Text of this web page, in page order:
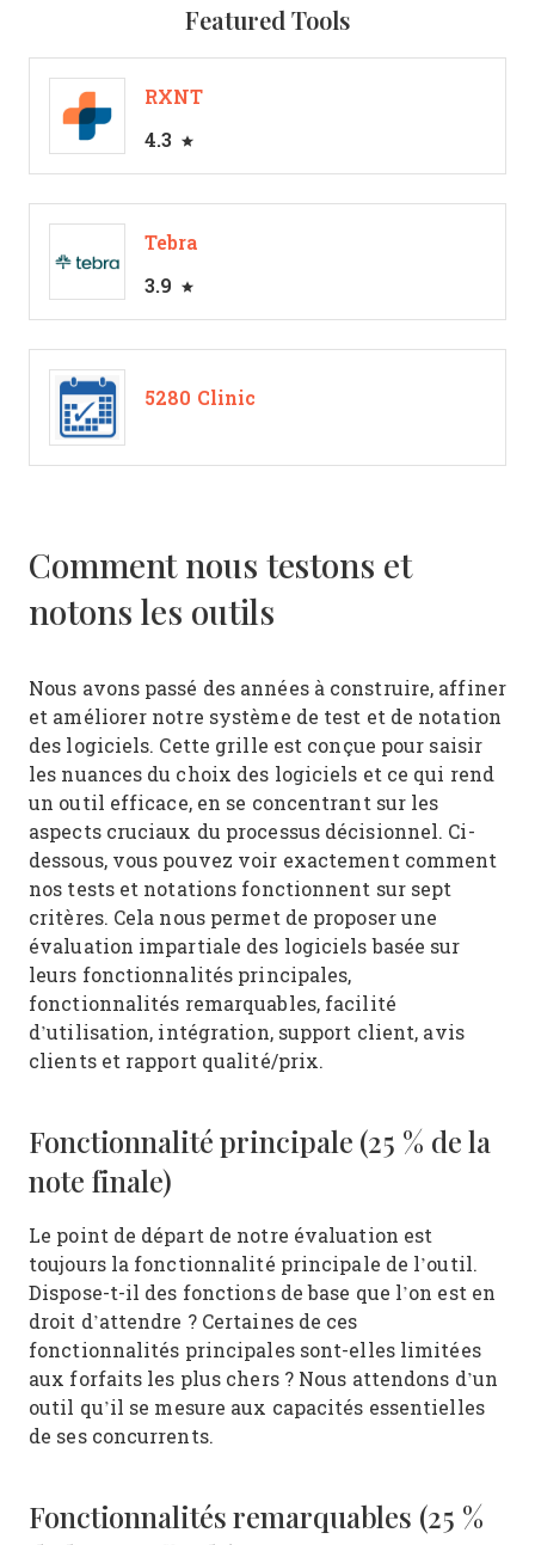
Featured Tools
RXNT
4.3
Tebra
3.9
5280 Clinic
Comment nous testons et
notons les outils
Nous avons passé des années à construire, affiner
et améliorer notre système de test et de notation
des logiciels. Cette grille est conçue pour saisir
les nuances du choix des logiciels et ce qui rend
un outil efficace, en se concentrant sur les
aspects cruciaux du processus décisionnel. Ci-
dessous, vous pouvez voir exactement comment
nos tests et notations fonctionnent sur sept
critères. Cela nous permet de proposer une
évaluation impartiale des logiciels basée sur
leurs fonctionnalités principales,
fonctionnalités remarquables, facilité
d’utilisation, intégration, support client, avis
clients et rapport qualité/prix.
Fonctionnalité principale (25 % de la
note finale)
Le point de départ de notre évaluation est
toujours la fonctionnalité principale de l’outil.
Dispose-t-il des fonctions de base que l’on est en
droit d’attendre ? Certaines de ces
fonctionnalités principales sont-elles limitées
aux forfaits les plus chers ? Nous attendons d’un
outil qu’il se mesure aux capacités essentielles
de ses concurrents.
Fonctionnalités remarquables (25 %